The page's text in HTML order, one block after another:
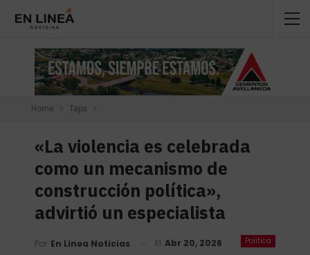
Home Tapa
«La violencia es celebrada
como un mecanismo de
construcción política»,
advirtió un especialista
Política
Por En Linea Noticias El Abr 20, 2026